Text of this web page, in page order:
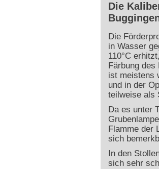
Die
Die
in Wasser
110°C
Färbung
ist meistens
und in der
teilweise als
Da es unter
Flamme der
sich
In den
sich sehr